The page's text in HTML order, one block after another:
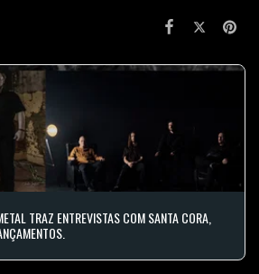
TRAZ ENTREVISTAS COM SANTA CORA,